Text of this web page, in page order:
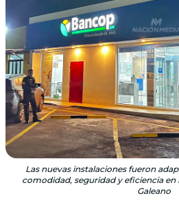
Las nuevas instalaciones fueron
comodidad, seguridad y eficiencia en
Galeano